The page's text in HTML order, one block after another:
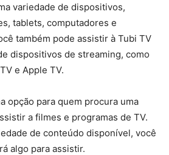
variedade de dispositivos,
tablets, computadores e
também pode assistir à Tubi TV
dispositivos de streaming, como
e Apple TV.
opção para quem procura uma
a filmes e programas de TV.
de conteúdo disponível, você
algo para assistir.